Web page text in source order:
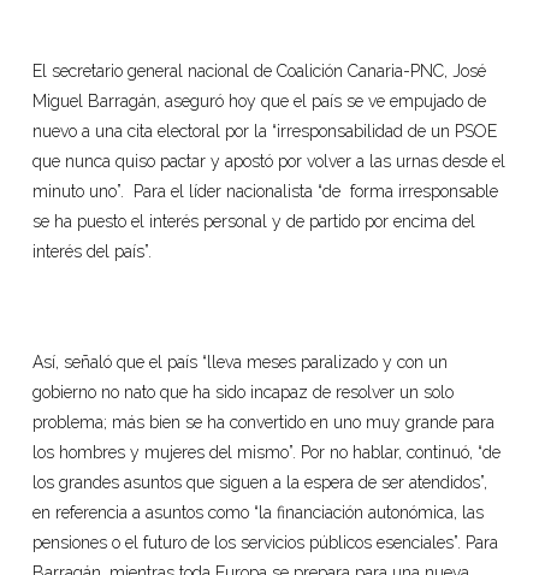
El secretario general nacional de Coalición Canaria-PNC, José
Miguel Barragán, aseguró hoy que el país se ve empujado de
nuevo a una cita electoral por la “irresponsabilidad de un PSOE
que nunca quiso pactar y apostó por volver a las urnas desde el
minuto uno”. Para el líder nacionalista “de forma irresponsable
se ha puesto el interés personal y de partido por encima del
interés del país”.
Así, señaló que el país “lleva meses paralizado y con un
gobierno no nato que ha sido incapaz de resolver un solo
problema; más bien se ha convertido en uno muy grande para
los hombres y mujeres del mismo”. Por no hablar, continuó, “de
los grandes asuntos que siguen a la espera de ser atendidos”,
en referencia a asuntos como “la financiación autonómica, las
pensiones o el futuro de los servicios públicos esenciales”. Para